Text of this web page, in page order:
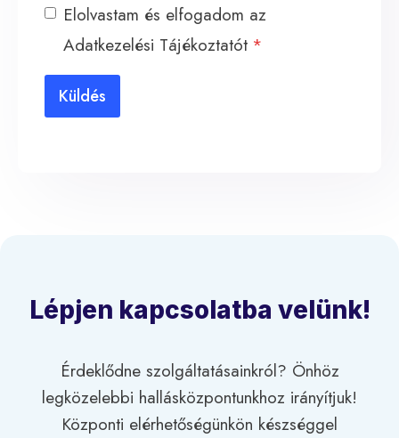
Elolvastam és elfogadom az
Adatkezelési Tájékoztatót *
Küldés
Lépjen kapcsolatba velünk!
Érdeklődne szolgáltatásainkról? Önhöz
legközelebbi hallásközpontunkhoz irányítjuk!
Központi elérhetőségünkön készséggel